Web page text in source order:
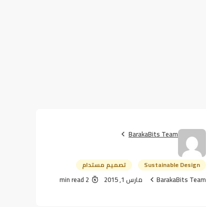
BarakaBits Team
Sustainable Design تصميم مستدام
BarakaBits Team مارس 1, 2015 2 min read